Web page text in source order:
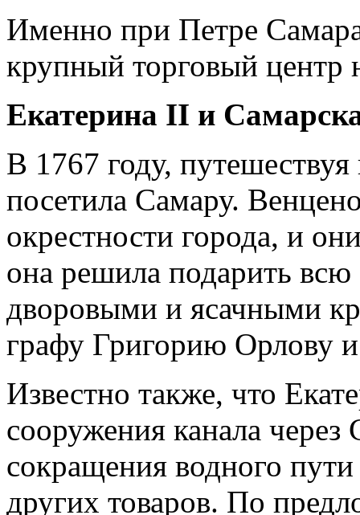
Именно при Петре
крупный торговый центр
Екатерина II и
В 1767 году,
посетила Самару.
окрестности города, и
она решила подарить
дворовыми и ясачными
графу Григорию Орлову и
Известно также, что
сооружения канала
сокращения водного
других товаров. По